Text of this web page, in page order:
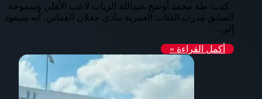
كتب: طه محمد أوضح عبدالله الزيات لاعب الأهلي وسموحة
السابق مدرب الفئات العمرية بنادي جعلان العماني، أنه سيعود
إلى…
أكمل القراءة »